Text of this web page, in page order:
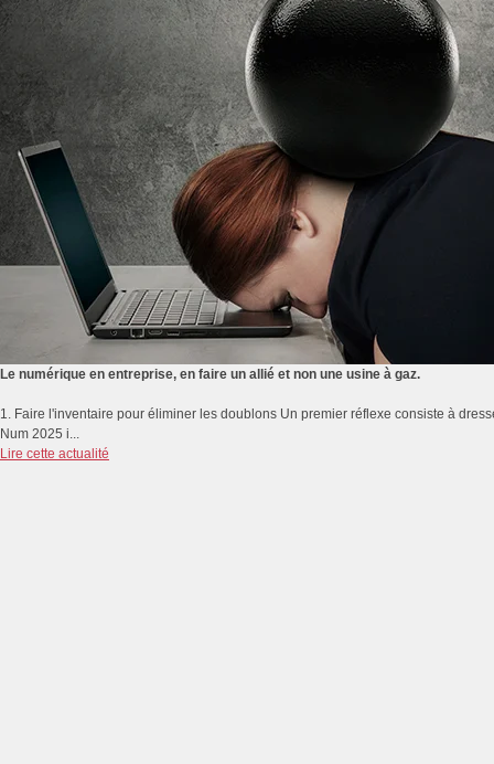
Le numérique en entreprise, en faire un allié et non une usine à gaz.
1. Faire l'inventaire pour éliminer les doublons Un premier réflexe consiste à
Num 2025 i...
Lire cette actualité